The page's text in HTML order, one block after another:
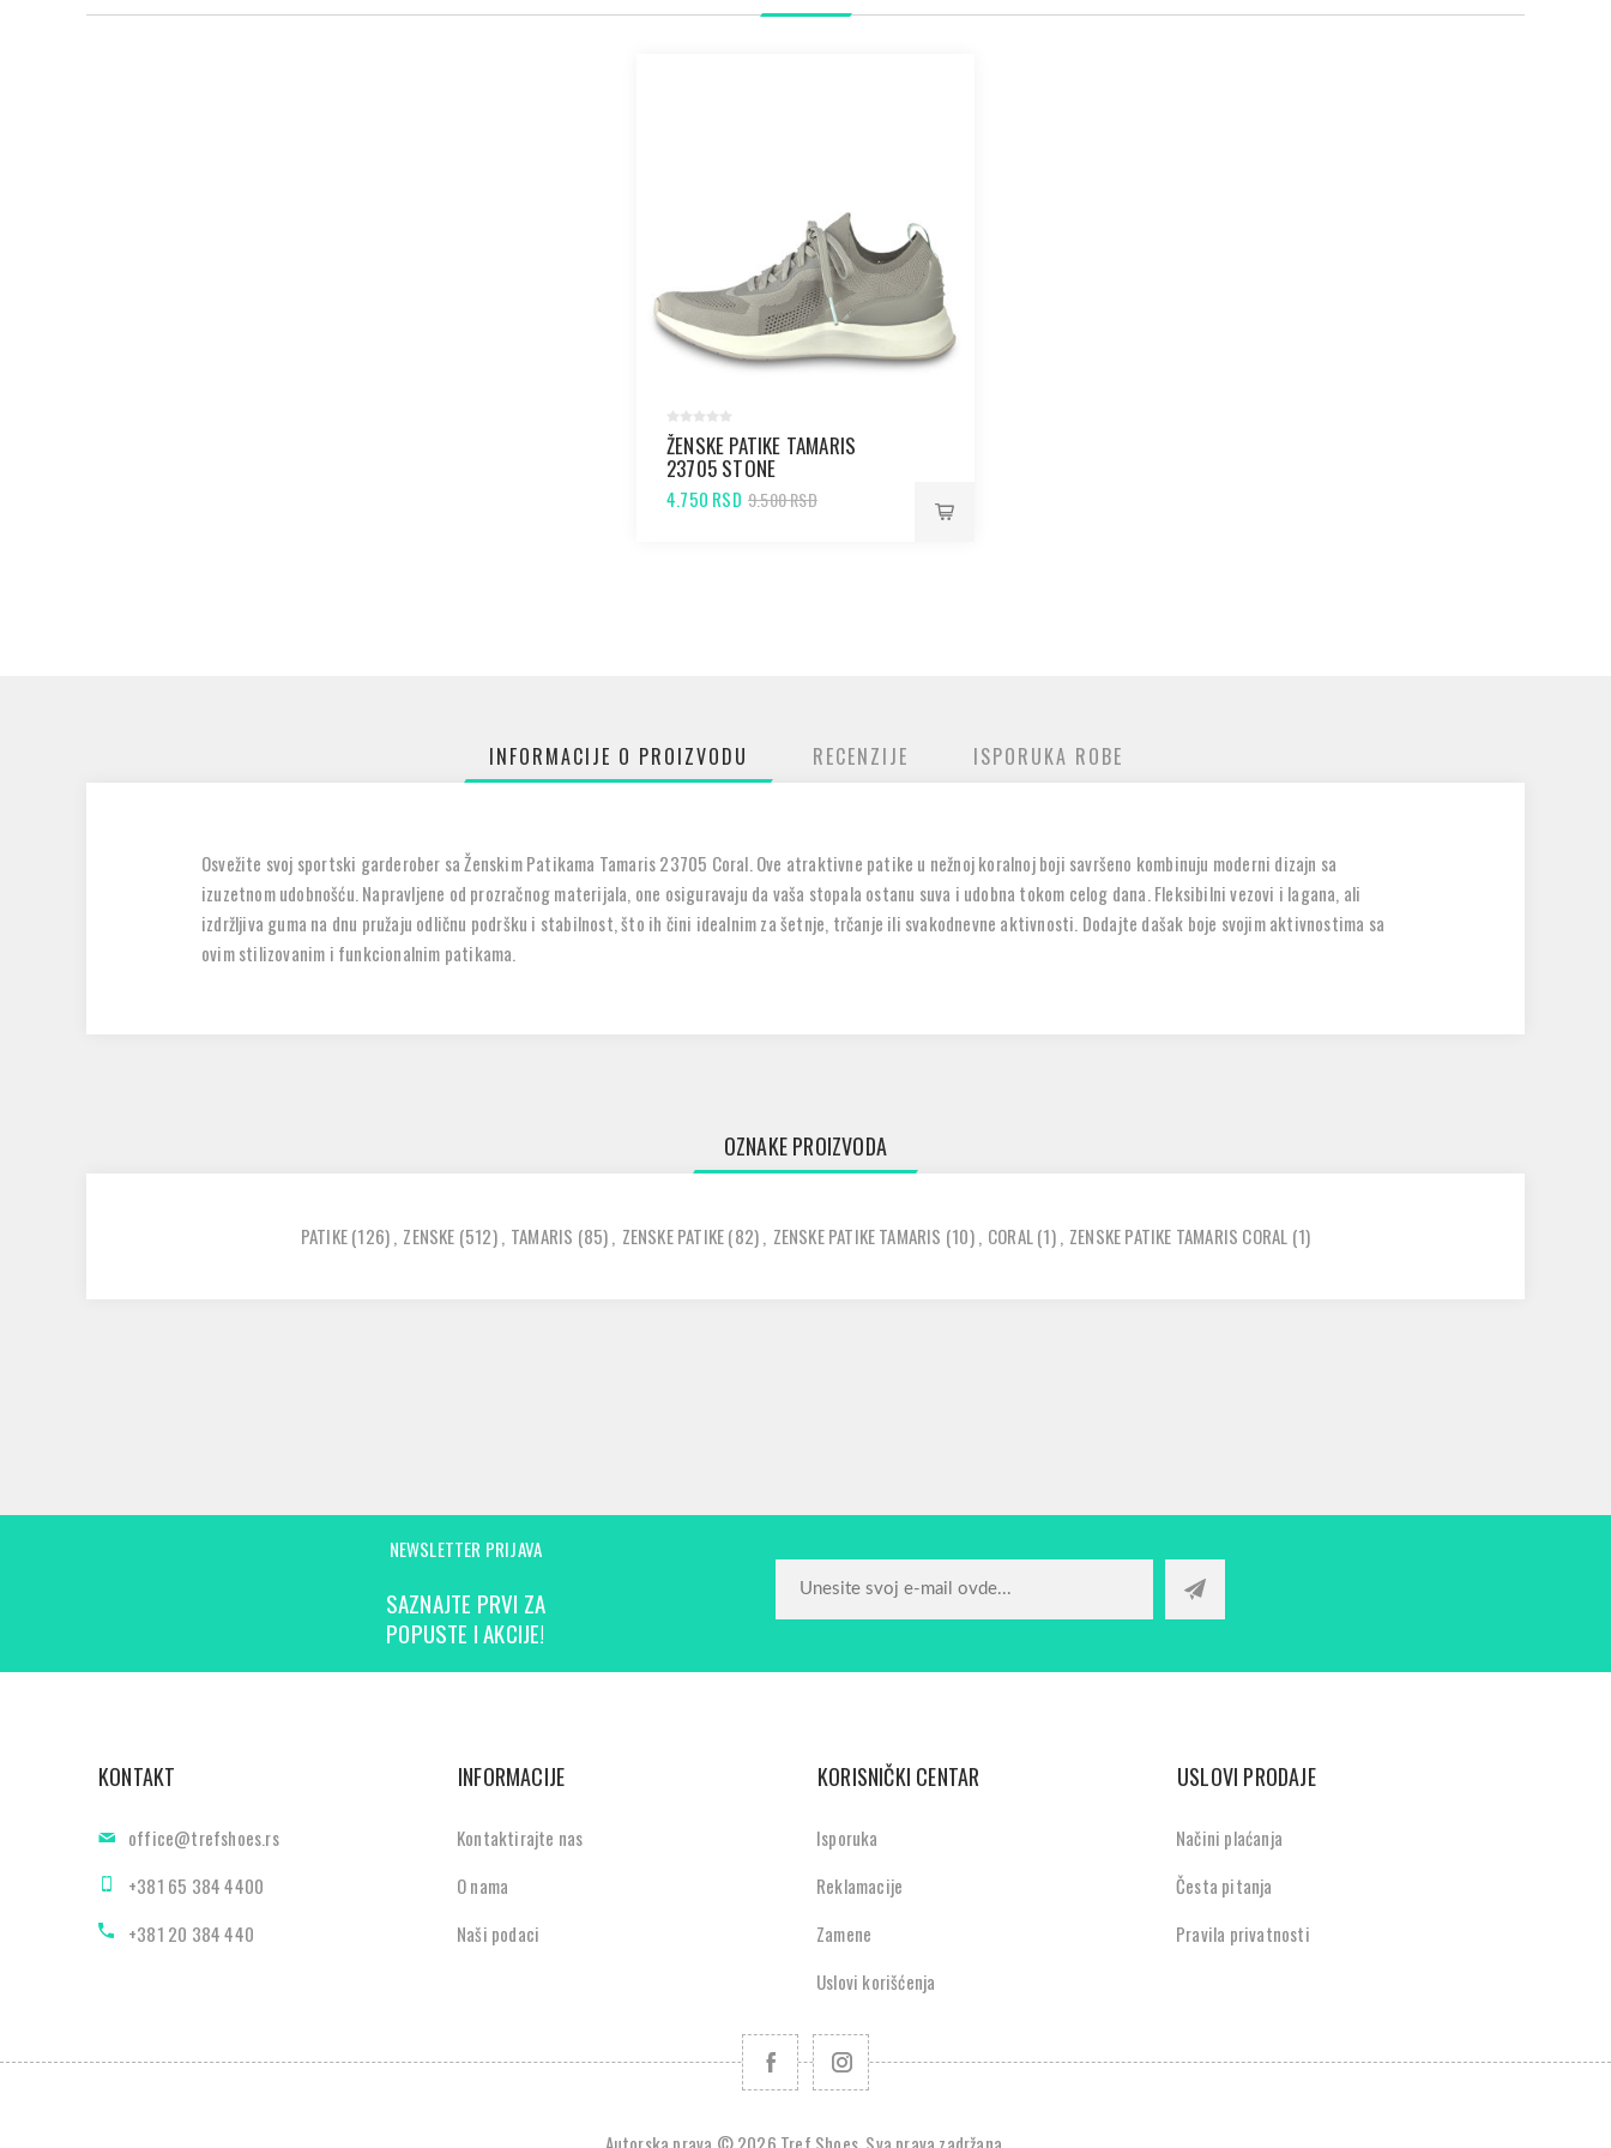
ŽENSKE PATIKE TAMARIS
23705 STONE
4.750 RSD 9.500 RSD
INFORMACIJE O PROIZVODU RECENZIJE ISPORUKA ROBE
Osvežite svoj sportski garderober sa Ženskim Patikama Tamaris 23705 Coral. Ove atraktivne patike u nežnoj koralnoj boji savršeno kombinuju moderni dizajn sa
izuzetnom udobnošću. Napravljene od prozračnog materijala, one osiguravaju da vaša stopala ostanu suva i udobna tokom celog dana. Fleksibilni vezovi i lagana, ali
izdržljiva guma na dnu pružaju odličnu podršku i stabilnost, što ih čini idealnim za šetnje, trčanje ili svakodnevne aktivnosti. Dodajte dašak boje svojim aktivnostima sa
ovim stilizovanim i funkcionalnim patikama.
OZNAKE PROIZVODA
PATIKE(126), ZENSKE (512), TAMARIS (85), ZENSKE PATIKE(82), ZENSKE PATIKE TAMARIS (10), CORAL (1), ZENSKE PATIKE TAMARIS CORAL (1)
NEWSLETTER PRIJAVA
SAZNAJTE PRVI ZA
POPUSTE I AKCIJE!
KONTAKT
office@trefshoes.rs
+381 65 384 4400
+381 20 384 440
INFORMACIJE
Kontaktirajte nas
O nama
Naši podaci
KORISNIČKI CENTAR
Isporuka
Reklamacije
Zamene
Uslovi korišćenja
USLOVI PRODAJE
Načini plaćanja
Česta pitanja
Pravila privatnosti